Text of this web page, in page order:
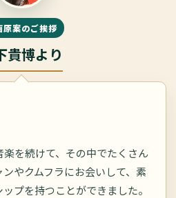
原案のご挨拶
貴博より
を続けて、その中でたくさん
やクムフラにお会いして、素
プを持つことができました。